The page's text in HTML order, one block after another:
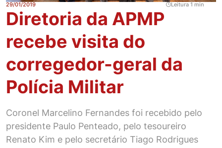
29/01/2019 Leitura 1 min
Diretoria da APMP
recebe visita do
corregedor-geral da
Polícia Militar
Coronel Marcelino Fernandes foi recebido pelo
presidente Paulo Penteado, pelo tesoureiro
Renato Kim e pelo secretário Tiago Rodrigues